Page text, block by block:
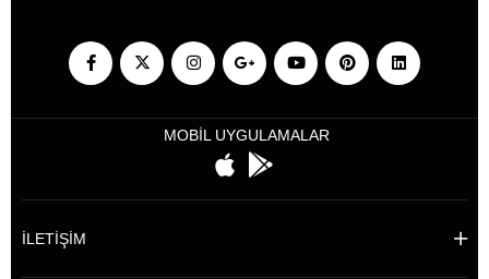
MOBİL UYGULAMALAR
İLETİŞİM